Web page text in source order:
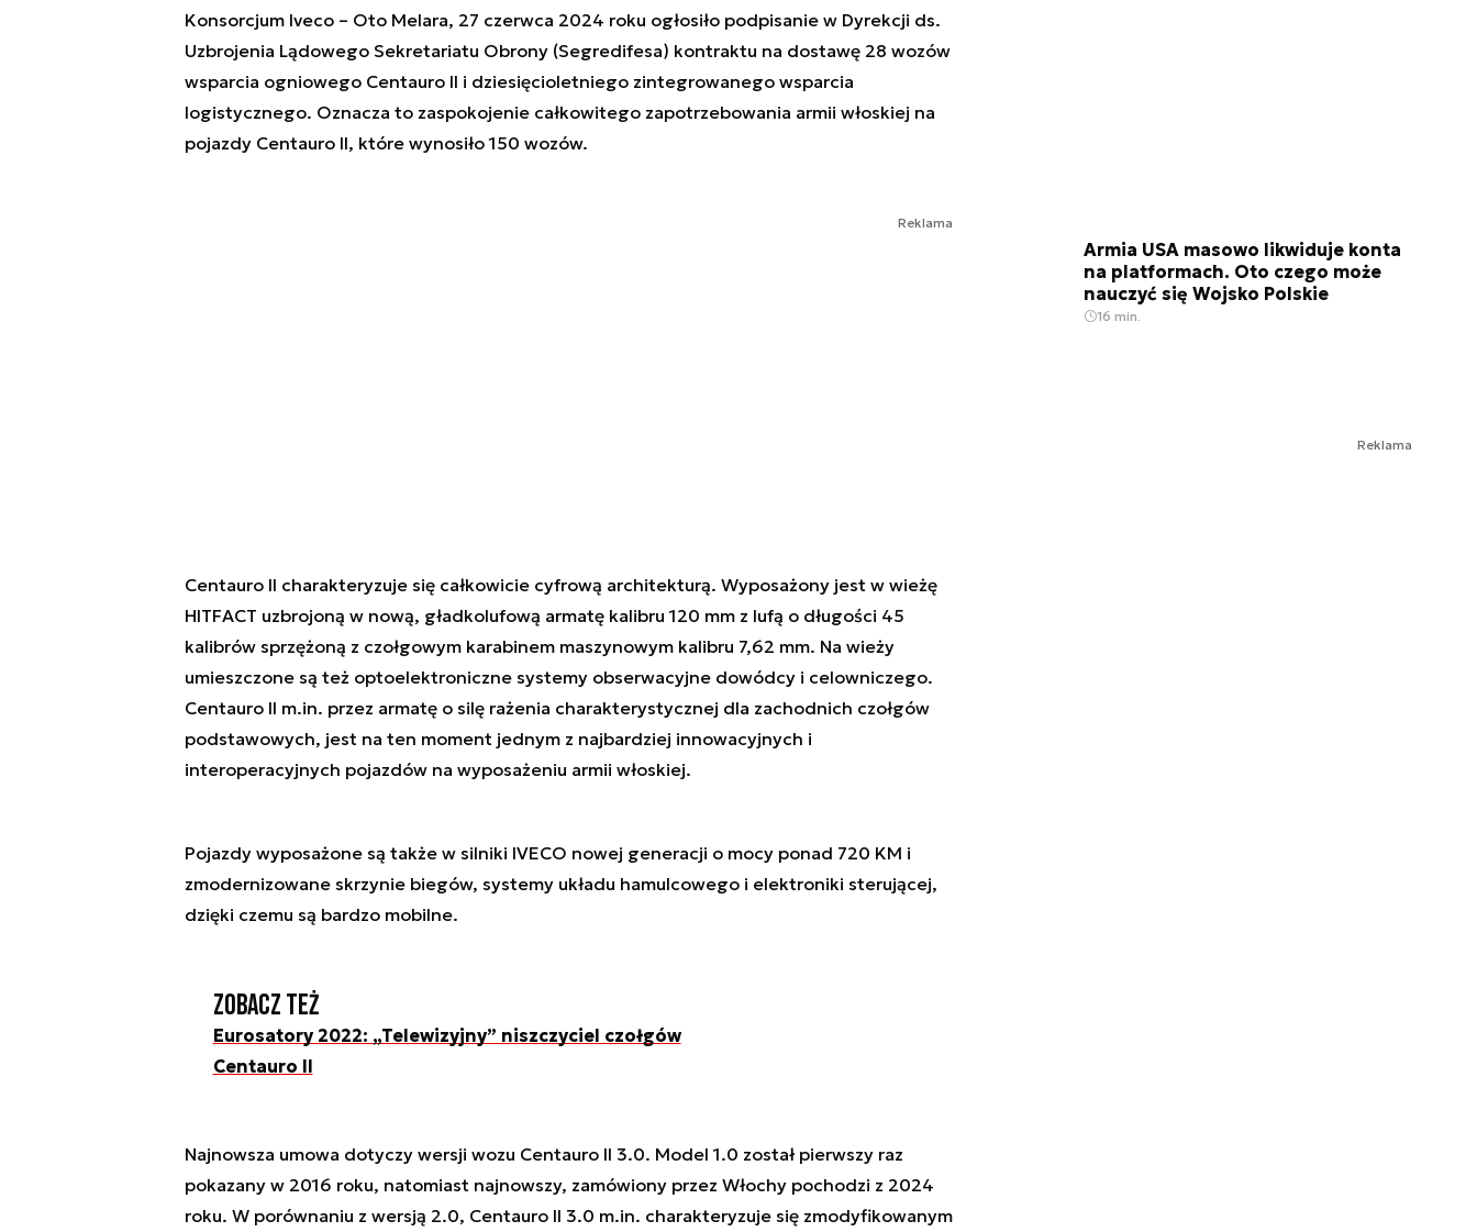
Konsorcjum Iveco – Oto Melara, 27 czerwca 2024 roku ogłosiło podpisanie w Dyrekcji ds.
Uzbrojenia Lądowego Sekretariatu Obrony (Segredifesa) kontraktu na dostawę 28 wozów
wsparcia ogniowego Centauro II i dziesięcioletniego zintegrowanego wsparcia
logistycznego. Oznacza to zaspokojenie całkowitego zapotrzebowania armii włoskiej na
pojazdy Centauro II, które wynosiło 150 wozów.
Reklama
Centauro II charakteryzuje się całkowicie cyfrową architekturą. Wyposażony jest w wieżę
HITFACT uzbrojoną w nową, gładkolufową armatę kalibru 120 mm z lufą o długości 45
kalibrów sprzężoną z czołgowym karabinem maszynowym kalibru 7,62 mm. Na wieży
umieszczone są też optoelektroniczne systemy obserwacyjne dowódcy i celowniczego.
Centauro II m.in. przez armatę o silę rażenia charakterystycznej dla zachodnich czołgów
podstawowych, jest na ten moment jednym z najbardziej innowacyjnych i
interoperacyjnych pojazdów na wyposażeniu armii włoskiej.
Pojazdy wyposażone są także w silniki IVECO nowej generacji o mocy ponad 720 KM i
zmodernizowane skrzynie biegów, systemy układu hamulcowego i elektroniki sterującej,
dzięki czemu są bardzo mobilne.
Zobacz też
Eurosatory 2022: „Telewizyjny” niszczyciel czołgów
Centauro II
Najnowsza umowa dotyczy wersji wozu Centauro II 3.0. Model 1.0 został pierwszy raz
pokazany w 2016 roku, natomiast najnowszy, zamówiony przez Włochy pochodzi z 2024
roku. W porównaniu z wersją 2.0, Centauro II 3.0 m.in. charakteryzuje się zmodyfikowanym
Armia USA masowo likwiduje konta
na platformach. Oto czego może
nauczyć się Wojsko Polskie
16 min.
Reklama